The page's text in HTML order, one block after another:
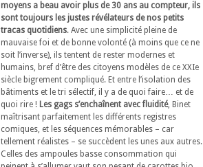
moyens a beau avoir plus de 30 ans au compteur, ils
sont toujours les justes révélateurs de nos petits
tracas quotidiens. Avec une simplicité pleine de
mauvaise foi et de bonne volonté (à moins que ce ne
soit l’inverse), ils tentent de rester modernes et
humains, bref d’être des citoyens modèles de ce XXIe
siècle bigrement compliqué. Et entre l’isolation des
bâtiments et le tri sélectif, il y a de quoi faire… et de
quoi rire ! Les gags s’enchaînent avec fluidité, Binet
maîtrisant parfaitement les différents registres
comiques, et les séquences mémorables – car
tellement réalistes – se succèdent les unes aux autres.
Celles des ampoules basse consommation qui